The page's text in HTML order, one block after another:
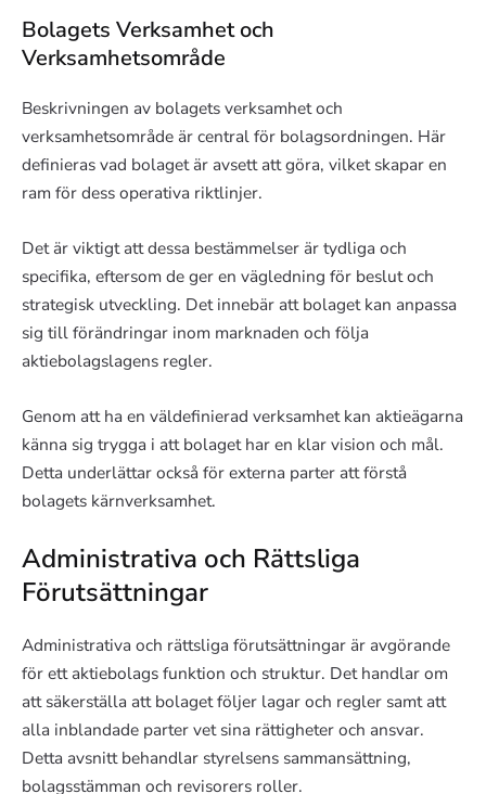
Bolagets Verksamhet och
Verksamhetsområde
Beskrivningen av bolagets verksamhet och
verksamhetsområde är central för bolagsordningen. Här
definieras vad bolaget är avsett att göra, vilket skapar en
ram för dess operativa riktlinjer.
Det är viktigt att dessa bestämmelser är tydliga och
specifika, eftersom de ger en vägledning för beslut och
strategisk utveckling. Det innebär att bolaget kan anpassa
sig till förändringar inom marknaden och följa
aktiebolagslagens regler.
Genom att ha en väldefinierad verksamhet kan aktieägarna
känna sig trygga i att bolaget har en klar vision och mål.
Detta underlättar också för externa parter att förstå
bolagets kärnverksamhet.
Administrativa och Rättsliga
Förutsättningar
Administrativa och rättsliga förutsättningar är avgörande
för ett aktiebolags funktion och struktur. Det handlar om
att säkerställa att bolaget följer lagar och regler samt att
alla inblandade parter vet sina rättigheter och ansvar.
Detta avsnitt behandlar styrelsens sammansättning,
bolagsstämman och revisorers roller.